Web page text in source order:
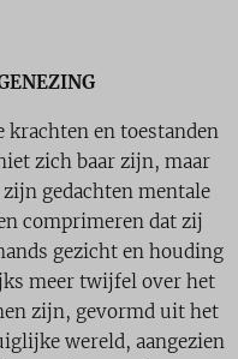
krachten en toestanden
zich baar zijn, maar
gedachten mentale
comprimeren dat zij
gezicht en houding
meer twijfel over het
zijn, gevormd uit het
wereld, aangezien